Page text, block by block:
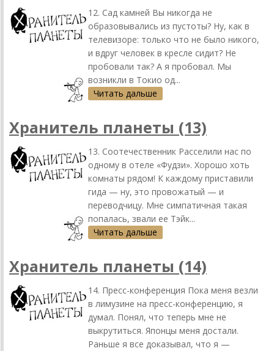
12. Сад камней Вы никогда не
образовывались из пустоты? Ну, как в
телевизоре: только что не было никого,
и вдруг человек в кресле сидит? Не
пробовали так? А я пробовал. Мы
возникли в Токио од...
Читать дальше
Хранитель планеты (13)
13. Соотечественник Расселили нас по
одному в отеле «Фудзи». Хорошо хоть
комнаты рядом! К каждому приставили
гида — ну, это провожатый — и
переводчицу. Мне симпатичная такая
попалась, звали ее Тэйк...
Читать дальше
Хранитель планеты (14)
14. Пресс-конференция Пока меня везли
в лимузине на пресс-конференцию, я
думал. Понял, что теперь мне не
выкрутиться. Японцы меня достали.
Раньше я все доказывал, что я —